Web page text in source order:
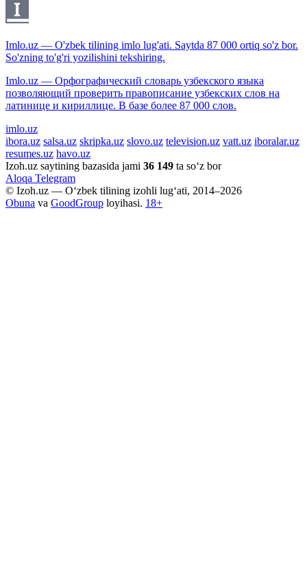
Imlo.uz — O'zbek tilining imlo lug'ati. Saytda 87 000 ortiq so'z bor.
So'zning to'g'ri yozilishini tekshiring.
Imlo.uz — Орфографический словарь узбекского языка
позволяющий проверить правописание узбекских слов на
латинице и кириллице. В базе более 87 000 слов.
imlo.uz
ibora.uz salsa.uz skripka.uz slovo.uz television.uz vatt.uz iboralar.uz
resumes.uz havo.uz
Izoh.uz saytining bazasida jami 36 149 ta so‘z bor
Aloqa Telegram
© Izoh.uz — O‘zbek tilining izohli lug‘ati, 2014–2026
Obuna va GoodGroup loyihasi. 18+